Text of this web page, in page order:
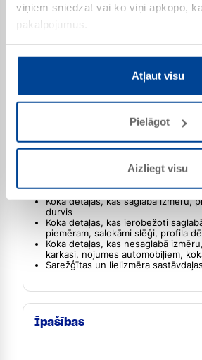
viņiem sniedzat vai ko viņi apkopo,
pakalpojumus.
Atļaut visu
Pielāgot
Aizliegt visu
Lietojuma joma
Skujkoki un lapu koki
Koka detaļas, kas saglabā izmēru,
durvis
Koka detaļas, kas ierobežoti
piemēram, salokāmi slēģi, profila
Koka detaļas, kas nesaglabā
karkasi, nojumes automobiļiem,
Sarežģītas un lielizmēra sastāvdaļas
Īpašības